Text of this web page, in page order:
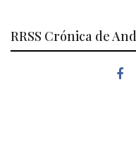
RRSS Crónica de